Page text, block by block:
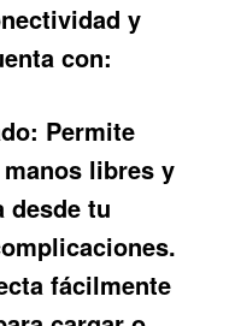
y
con:
Permite
libres y
desde tu
fácilmente